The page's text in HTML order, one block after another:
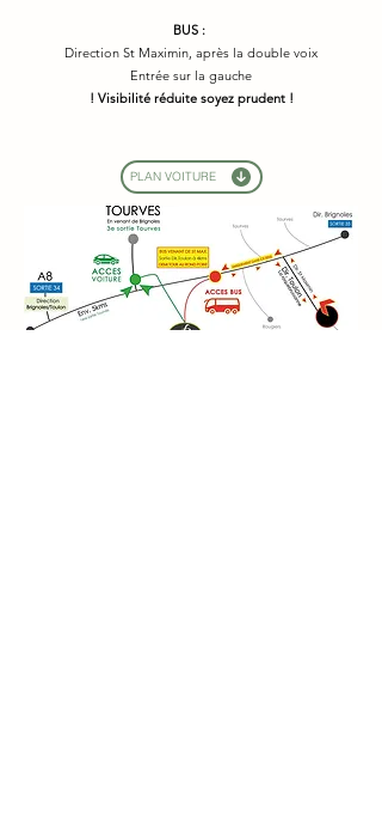
BUS :
Direction St Maximin, après la double voix
Entrée sur la gauche
! Visibilité réduite soyez prudent !
PLAN VOITURE